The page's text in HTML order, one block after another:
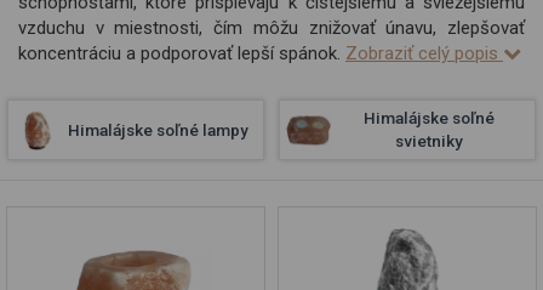
vzduchu v miestnosti, čím môžu znižovať únavu, zlepšovať
koncentráciu a podporovať lepší spánok. Zobraziť celý popis
Himalájske soľné lampy
Himalájske soľné
svietniky